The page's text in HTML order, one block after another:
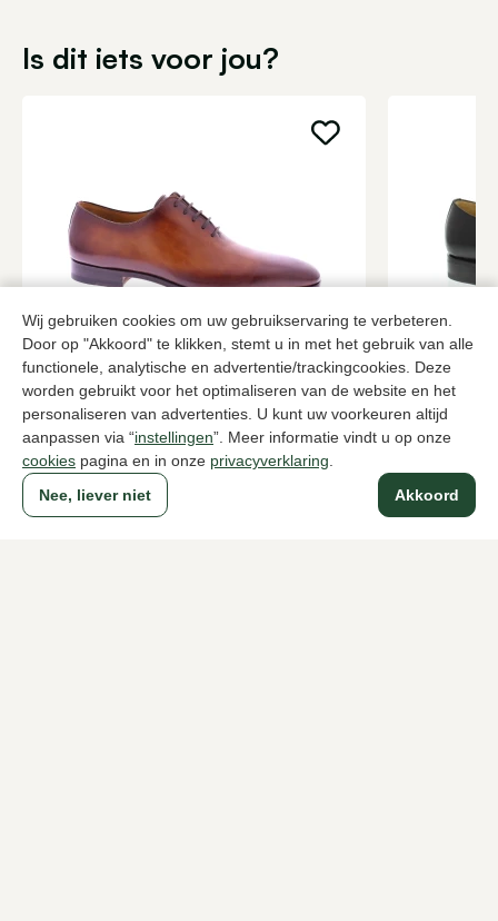
Wij gebruiken cookies om uw gebruikservaring te verbeteren.
Door op "Akkoord" te klikken, stemt u in met het gebruik van alle
functionele, analytische en advertentie/trackingcookies. Deze
worden gebruikt voor het optimaliseren van de website en het
personaliseren van advertenties. U kunt uw voorkeuren altijd
aanpassen via “instellingen”. Meer informatie vindt u op onze
cookies pagina en in onze privacyverklaring
Akkoord
Nee, liever niet
Is dit iets voor jou?
Magnanni
Bruine veterschoenen heren
379,95 2 kleuren
Berwick
Zwarte
239,95